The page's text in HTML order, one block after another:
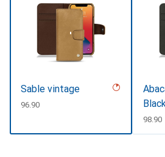
Sable vintage
CHF
96.90
CHF
98.90